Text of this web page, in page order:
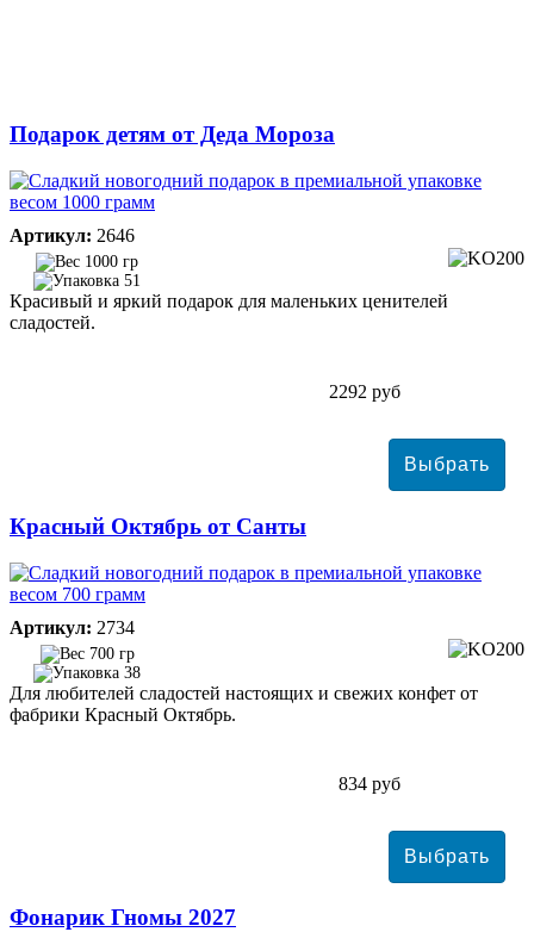
Подарок детям от Деда Мороза
Артикул: 2646
1000 гр
51
Красивый и яркий подарок для маленьких ценителей
сладостей.
2292 руб
Красный Октябрь от Санты
Артикул: 2734
700 гр
38
Для любителей сладостей настоящих и свежих конфет от
фабрики Красный Октябрь.
834 руб
Фонарик Гномы 2027